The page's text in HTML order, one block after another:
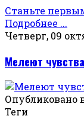
Станьте
Подробнее ...
Четверг, 09
Мелеют
Опубликовано
Теги